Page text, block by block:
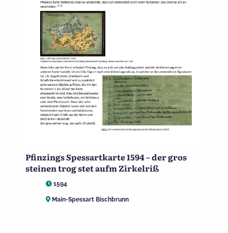
Pfinzings Spessartkarte 1594 – der gros
steinen trog stet aufm Zirkelriß
1594
Main-Spessart Bischbrunn